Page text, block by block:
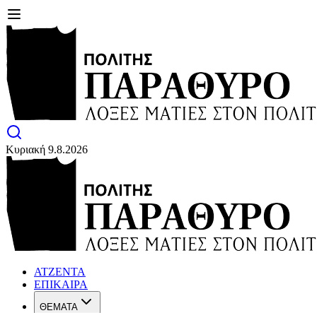
Κυριακή 9.8.2026
ΑΤΖΕΝΤΑ
ΕΠΙΚΑΙΡΑ
ΘΕΜΑΤΑ